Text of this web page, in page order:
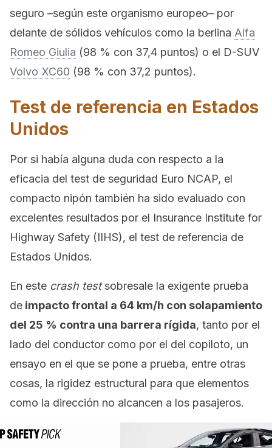
seguro –según este organismo europeo– por
delante de sólidos vehículos como la berlina Alfa
Romeo Giulia (98 % con 37,4 puntos) o el D-SUV
Volvo XC60 (98 % con 37,2 puntos).
Test de referencia en Estados
Unidos
Por si había alguna duda con respecto a la
eficacia del test de seguridad Euro NCAP, el
compacto nipón también ha sido evaluado con
excelentes resultados por el Insurance Institute for
Highway Safety (IIHS), el test de referencia de
Estados Unidos.
En este crash testsobresale la exigente prueba
de impacto frontal a 64 km/h con solapamiento
del 25 % contra una barrera rígida, tanto por el
lado del conductor como por el del copiloto, un
ensayo en el que se pone a prueba, entre otras
cosas, la rigidez estructural para que elementos
como la dirección no alcancen a los pasajeros.